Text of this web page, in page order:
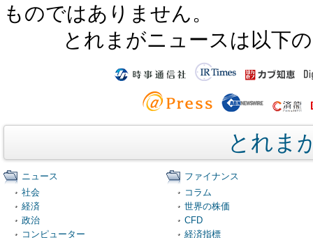
ものではありません。
とれまがニュースは以下
とれま
ニュース
社会
経済
政治
コンピューター
ファイナンス
コラム
世界の株価
CFD
経済指標